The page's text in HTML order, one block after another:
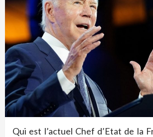
Qui est l’actuel Chef d’Etat de la